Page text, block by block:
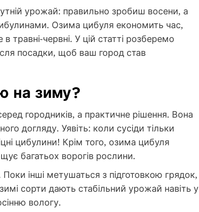
урожай: правильно зробиш восени, а
Озима цибуля економить час,
червні. У цій статті розберемо
посадки, щоб ваш город став
на зиму?
городників, а практичне рішення. Вона
догляду. Уявіть: коли сусіди тільки
цибулини! Крім того, озима цибуля
багатьох ворогів рослини.
інші метушаться з підготовкою грядок,
сорти дають стабільний урожай навіть у
вологу.